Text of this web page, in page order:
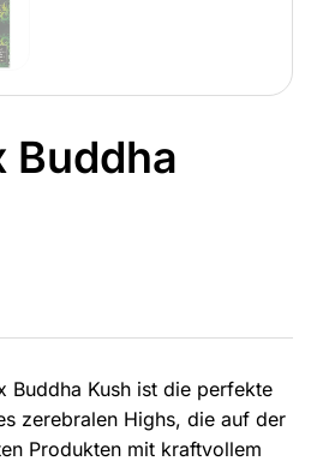
Buddha
Buddha Kush ist die perfekte
zerebralen Highs, die auf der
Produkten mit kraftvollem